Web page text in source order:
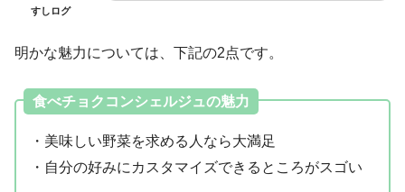
すしログ
明かな魅力については、下記の2点です。
食べチョクコンシェルジュの魅力
・美味しい野菜を求める人なら大満足
・自分の好みにカスタマイズできるところがスゴい